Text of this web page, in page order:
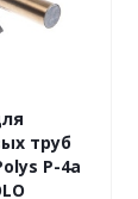
труб
P-4a